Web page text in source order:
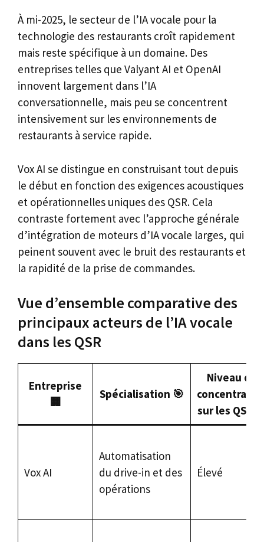
À mi-2025, le secteur de l’IA vocale pour la
technologie des restaurants croît rapidement
mais reste spécifique à un domaine. Des
entreprises telles que Valyant AI et OpenAI
innovent largement dans l’IA
conversationnelle, mais peu se concentrent
intensivement sur les environnements de
restaurants à service rapide.
Vox AI se distingue en construisant tout depuis
le début en fonction des exigences acoustiques
et opérationnelles uniques des QSR. Cela
contraste fortement avec l’approche générale
d’intégration de moteurs d’IA vocale larges, qui
peinent souvent avec le bruit des restaurants et
la rapidité de la prise de commandes.
Vue d’ensemble comparative des
principaux acteurs de l’IA vocale
dans les QSR
Entreprise
🏢
Spécialisation 🎯
Niveau de
sur les QSR
Vox AI
Automatisation
du drive-in et des
opérations
Élevé